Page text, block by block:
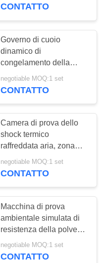
dell'esposizione
CONTATTO
Governo di cuoio
dinamico di
congelamento della
prova a freddo della
camera di prova
negotiable MOQ:1 set
CONTATTO
Camera di prova dello
shock termico
raffreddata aria, zona
ambientale della camera
2 di riciclaggio termico
negotiable MOQ:1 set
CONTATTO
Macchina di prova
ambientale simulata di
resistenza della polvere
della sabbia della
camera di prova
negotiable MOQ:1 set
CONTATTO